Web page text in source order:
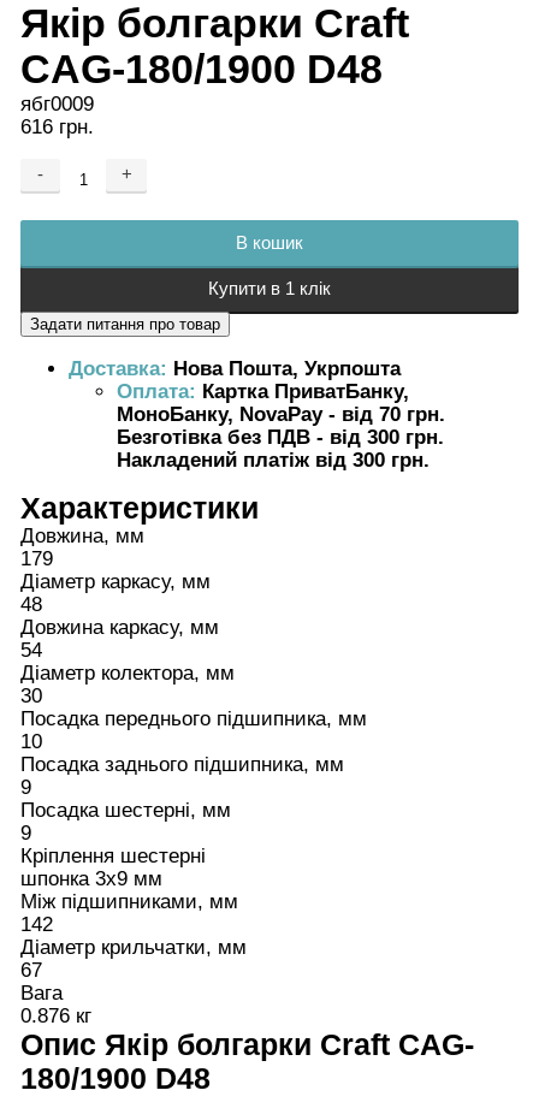
Якір болгарки Craft
CAG-180/1900 D48
ябг0009
616 грн.
- +
В кошик
Купити в 1 клік
Доставка: Нова Пошта, Укрпошта
Оплата: Картка ПриватБанку,
МоноБанку, NovaPay - від 70 грн.
Безготівка без ПДВ - від 300 грн.
Накладений платіж від 300 грн.
Характеристики
Довжина, мм
179
Діаметр каркасу, мм
48
Довжина каркасу, мм
54
Діаметр колектора, мм
30
Посадка переднього підшипника, мм
10
Посадка заднього підшипника, мм
9
Посадка шестерні, мм
9
Кріплення шестерні
шпонка 3х9 мм
Між підшипниками, мм
142
Діаметр крильчатки, мм
67
Вага
0.876 кг
Опис Якір болгарки Craft CAG-
180/1900 D48